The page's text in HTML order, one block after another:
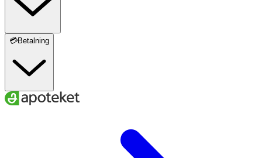
💳Betalning